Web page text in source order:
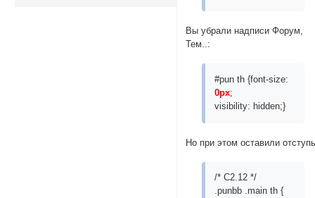
Вы убрали надписи Форум,
Тем..:
#pun th {font-size:
0px;
visibility: hidden;}
Но при этом оставили
/* C2.12 */
.punbb .main th {